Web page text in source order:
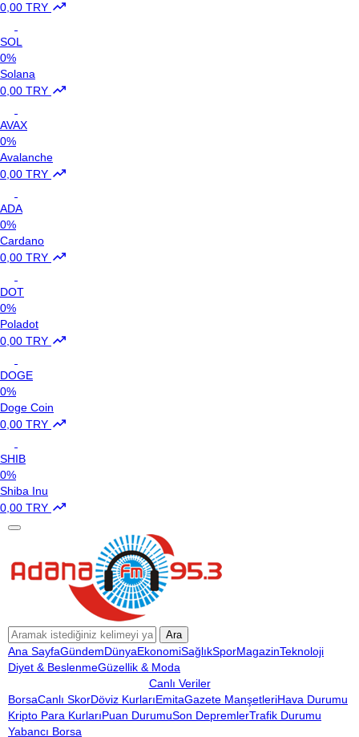
0,00 TRY
SOL
0%
Solana
0,00 TRY
AVAX
0%
Avalanche
0,00 TRY
ADA
0%
Cardano
0,00 TRY
DOT
0%
Poladot
0,00 TRY
DOGE
0%
Doge Coin
0,00 TRY
SHIB
0%
Shiba Inu
0,00 TRY
Ara
Ana SayfaGündemDünyaEkonomiSağlıkSporMagazinTeknoloji
Diyet & BeslenmeGüzellik & Moda
Canlı Veriler
BorsaCanlı SkorDöviz KurlarıEmitaGazete ManşetleriHava Durumu
Kripto Para KurlarıPuan DurumuSon DepremlerTrafik Durumu
Yabancı Borsa